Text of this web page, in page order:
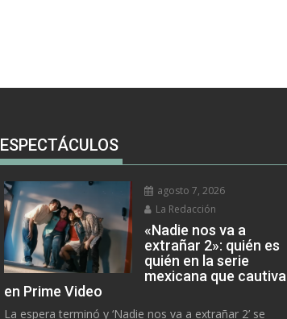
ESPECTÁCULOS
agosto 7, 2026
La Redacción
«Nadie nos va a
extrañar 2»: quién es
quién en la serie
mexicana que cautiva
en Prime Video
La espera terminó y ‘Nadie nos va a extrañar 2’ se